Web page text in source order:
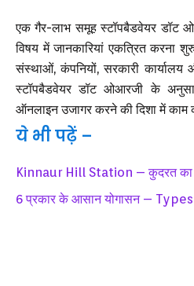
एक गैर-लाभ समूह स्टॉपबैडवेयर डॉट
विषय में जानकारियां एकत्रित करना
संस्थाओं, कंपनियों, सरकारी कार्यालय
स्टॉपबैडवेयर डॉट ओआरजी के
ऑनलाइन उजागर करने की दिशा में काम
ये भी पढ़ें –
Kinnaur Hill Station – कुदरत का
6 प्रकार के आसान योगासन –